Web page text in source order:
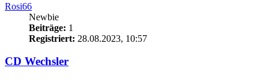
Rosi66
Newbie
Beiträge: 1
Registriert: 28.08.2023, 10:57
CD Wechsler